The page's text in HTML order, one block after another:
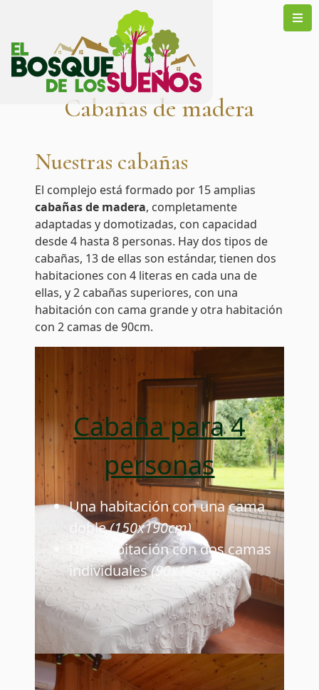
Cabañas de madera
Nuestras cabañas
El complejo está formado por 15 amplias
cabañas de madera, completamente
adaptadas y domotizadas, con capacidad
desde 4 hasta 8 personas. Hay dos tipos de
cabañas, 13 de ellas son estándar, tienen dos
habitaciones con 4 literas en cada una de
ellas, y 2 cabañas superiores, con una
habitación con cama grande y otra habitación
con 2 camas de 90cm.
Cabaña para 4
personas
Una habitación con una cama
doble(150x190cm)
Una habitación con dos camas
individuales(90x180cm)